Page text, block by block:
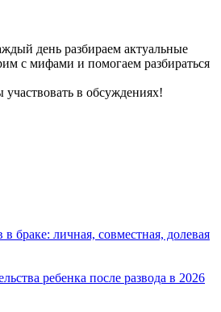
день разбираем актуальные
с мифами и помогаем разбираться
в обсуждениях!
браке: личная, совместная, долевая
ребенка после развода в 2026